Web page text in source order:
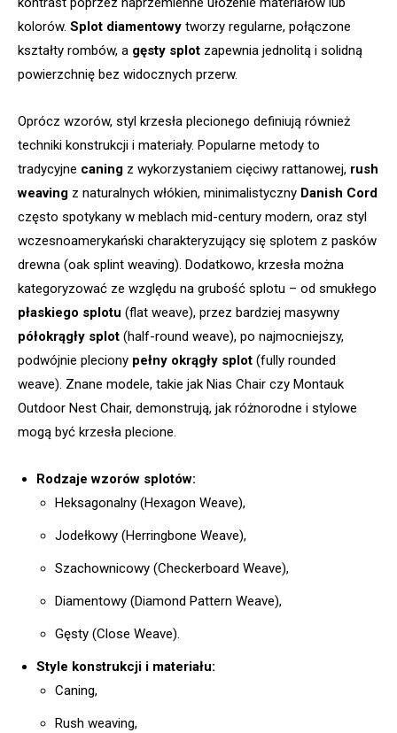
kolorów. Splot diamentowy tworzy regularne, połączone
kształty rombów, a gęsty splot zapewnia jednolitą i solidną
powierzchnię bez widocznych przerw.
Oprócz wzorów, styl krzesła plecionego definiują również
techniki konstrukcji i materiały. Popularne metody to
tradycyjne caning z wykorzystaniem cięciwy rattanowej, rush
weaving z naturalnych włókien, minimalistyczny Danish Cord
często spotykany w meblach mid-century modern, oraz styl
wczesnoamerykański charakteryzujący się splotem z pasków
drewna (oak splint weaving). Dodatkowo, krzesła można
kategoryzować ze względu na grubość splotu – od smukłego
płaskiego splotu (flat weave), przez bardziej masywny
półokrągły splot (half-round weave), po najmocniejszy,
podwójnie pleciony pełny okrągły splot (fully rounded
weave). Znane modele, takie jak Nias Chair czy Montauk
Outdoor Nest Chair, demonstrują, jak różnorodne i stylowe
mogą być krzesła plecione.
Rodzaje wzorów splotów:
Heksagonalny (Hexagon Weave),
Jodełkowy (Herringbone Weave),
Szachownicowy (Checkerboard Weave),
Diamentowy (Diamond Pattern Weave),
Gęsty (Close Weave).
Style konstrukcji i materiału:
Caning,
Rush weaving,